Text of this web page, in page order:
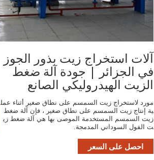
آلات استخراج زيت بذور الجوز
في الجزائر | جودة آلة ضغط
الزيت الهيدروليكي الصانع
مورد لاستخراج زيت السمسم على نطاق صغير أثناء عمل
ية إنتاج زيت السمسم على نطاق صغير ، فإن آلة ضغط
زيت السمسم المستخدمة الموصى بها هي آلة ضغط زي
ت الفول السوداني المدمجة.
احصل على السعر